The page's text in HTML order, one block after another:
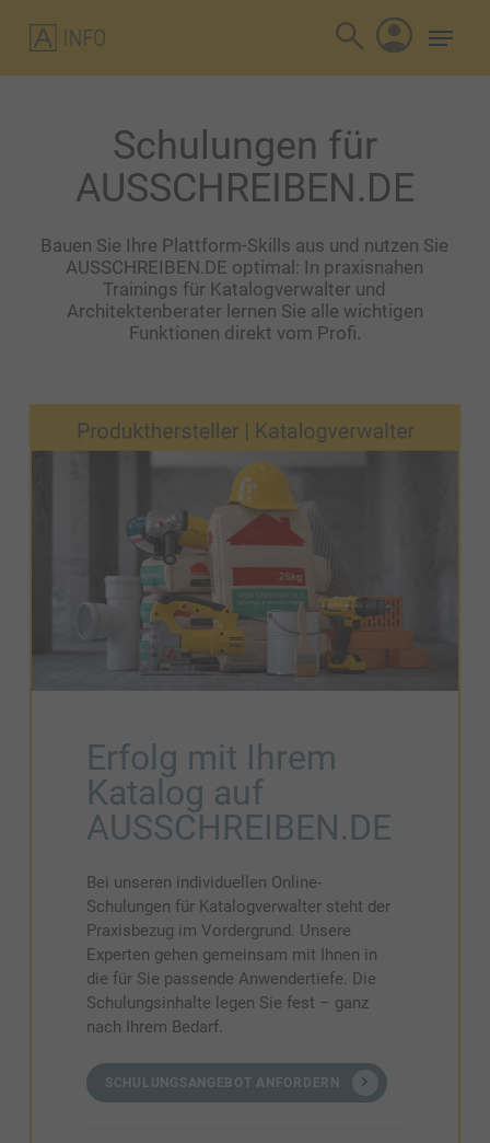
search
Menu
Schulungen für
AUSSCHREIBEN.DE
Bauen Sie Ihre Plattform-Skills aus und nutzen Sie
AUSSCHREIBEN.DE optimal: In praxisnahen
Trainings für Katalogverwalter und
Architektenberater lernen Sie alle wichtigen
Funktionen direkt vom Profi.
Erfolg mit Ihrem
Katalog auf
AUSSCHREIBEN.DE
Bei unseren individuellen Online-
Schulungen für Katalogverwalter steht der
Praxisbezug im Vordergrund. Unsere
Experten gehen gemeinsam mit Ihnen in
die für Sie passende Anwendertiefe. Die
Schulungsinhalte legen Sie fest – ganz
nach Ihrem Bedarf.
SCHULUNGSANGEBOT ANFORDERN